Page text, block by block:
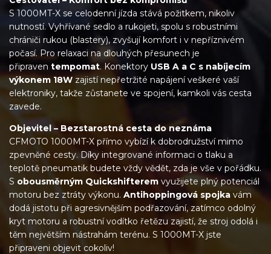
S 1000MT-X se celodenní jízda stává požitkem, nikoliv
nutností. Vyhřívané sedlo a rukojeti, spolu s robustními
chrániči rukou (blastery), zvyšují komfort i v nepříznivém
počasí. Pro relaxaci na dlouhých přesunech je
připraven tempomat. Konektory USB A a C s nabíjecím
výkonem 18W zajistí nepřetržité napájení veškeré vaší
elektroniky, takže zůstanete ve spojení, kamkoli vás cesta
zavede.
Objevitel – Bezstarostná cesta do neznáma
CFMOTO 1000MT-X přímo vybízí k dobrodružství mimo
zpevněné cesty. Díky integrované informaci o tlaku a
teplotě pneumatik budete vždy vědět, zda je vše v pořádku.
S obousměrným Quickshifterem využijete plný potenciál
motoru bez ztráty výkonu. Antihoppingová spojka vám
dodá jistotu při agresivnějším podřazování, zatímco odolný
kryt motoru a robustní vodítko řetězu zajistí, že stroj odolá i
těm největším nástrahám terénu. S 1000MT-X jste
připraveni objevit cokoliv!